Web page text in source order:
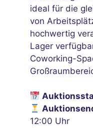
ideal für die
von
hochwertig
Lager
Coworking-
12:00 Uhr